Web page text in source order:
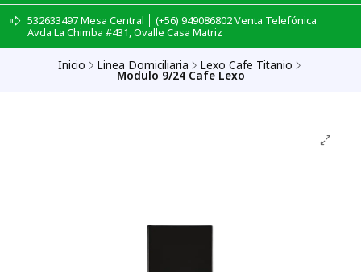
532633497 Mesa Central │ (+56) 949086802 Venta Telefónica │
Avda La Chimba #431, Ovalle Casa Matriz
Inicio Linea Domiciliaria Lexo Cafe Titanio
Modulo 9/24 Cafe Lexo